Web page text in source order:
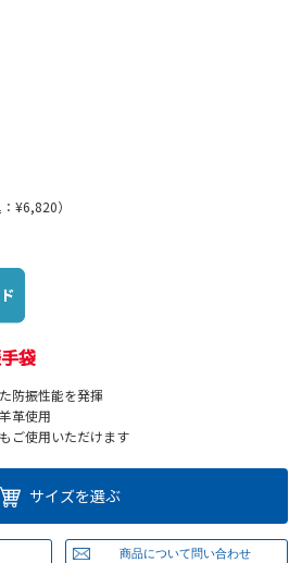
：¥6,820）
袋
防振性能を発揮
革使用
ご使用いただけます
サイズを選ぶ